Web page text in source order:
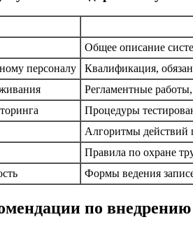
Общее описание
персоналу
Квалификация,
Регламентные
Процедуры
Алгоритмы действий
Правила по охране
Формы ведения
по внедрению